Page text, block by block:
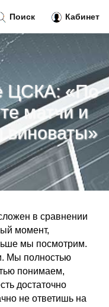
ЦСКА: «По
матчи и
виноваты»
в сравнении
момент,
мы посмотрим.
Мы полностью
понимаем,
достаточно
не ответишь на
Поиск Кабинет